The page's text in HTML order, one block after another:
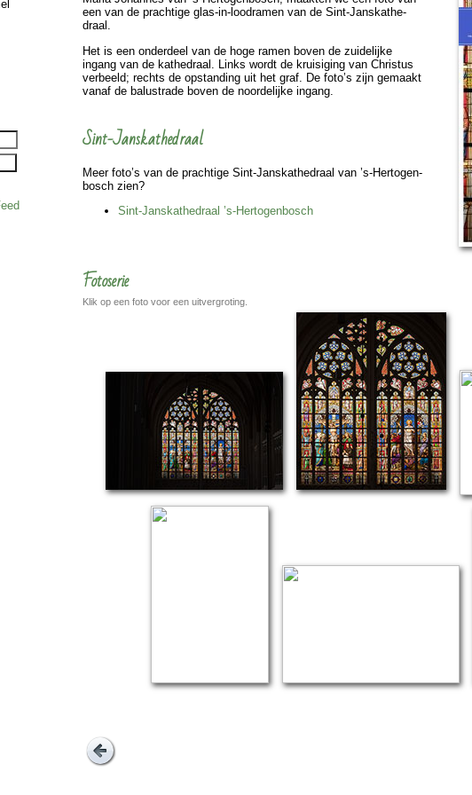
een van de prach­tige glas-in-loodramen van de Sint-Jans­kathe­
draal.
Het is een onder­deel van de hoge ramen boven de zui­de­lijke
ingang van de ka­the­draal. Links wordt de kruisi­ging van Christus
ver­beeld; rechts de opstan­ding uit het graf. De foto’s zijn gemaakt
vanaf de balustrade boven de noor­de­lijke ingang.
Sint-Jans­kathe­draal
Meer foto’s van de prach­tige Sint-Jans­kathe­draal van ’s-Hertogen­
bosch zien?
Sint-Jans­kathe­draal ’s-Hertogen­bosch
Fotoserie
Klik op een foto voor een uitvergroting.